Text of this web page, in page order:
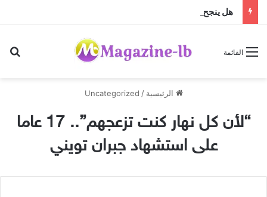
القائمة
الرئيسية /
Uncategorized
“لأن كل نهار كنت تزعجهم”.. 17 عاما
على استشهاد جبران تويني